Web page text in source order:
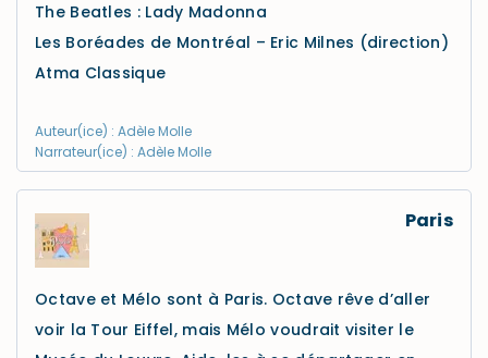
The Beatles : Lady Madonna
Les Boréades de Montréal – Eric Milnes (direction)
Atma Classique
Auteur(ice) : Adèle Molle
Narrateur(ice) : Adèle Molle
Paris
Octave et Mélo sont à Paris. Octave rêve d’aller
voir la Tour Eiffel, mais Mélo voudrait visiter le